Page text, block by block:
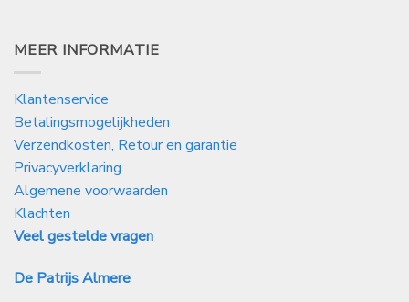
MEER INFORMATIE
Klantenservice
Betalingsmogelijkheden
Verzendkosten, Retour en garantie
Privacyverklaring
Algemene voorwaarden
Klachten
Veel gestelde vragen
De Patrijs Almere